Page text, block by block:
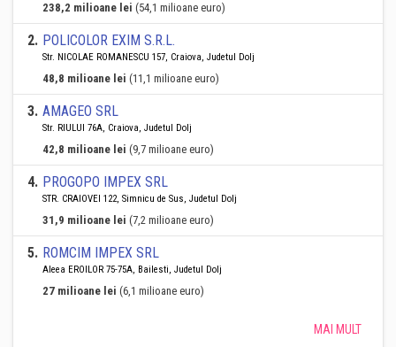
238,2 milioane lei (54,1 milioane euro)
2. POLICOLOR EXIM S.R.L.
Str. NICOLAE ROMANESCU 157, Craiova, Judetul Dolj
48,8 milioane lei (11,1 milioane euro)
3. AMAGEO SRL
Str. RIULUI 76A, Craiova, Judetul Dolj
42,8 milioane lei (9,7 milioane euro)
4. PROGOPO IMPEX SRL
STR. CRAIOVEI 122, Simnicu de Sus, Judetul Dolj
31,9 milioane lei (7,2 milioane euro)
5. ROMCIM IMPEX SRL
Aleea EROILOR 75-75A, Bailesti, Judetul Dolj
27 milioane lei (6,1 milioane euro)
MAI MULT